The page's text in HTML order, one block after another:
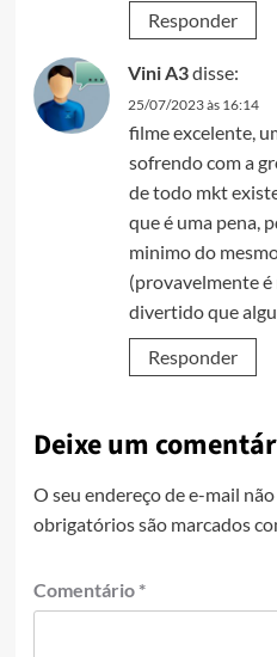
Responder
Vini A3disse:
25/07/2023 às 16:14
filme excelente,
sofrendo com a
de todo mkt
que é uma pena,
minimo do
(provavelmente
divertido que
Responder
Deixe um
O seu endereço de e-mail
obrigatórios são marcados
Comentário *